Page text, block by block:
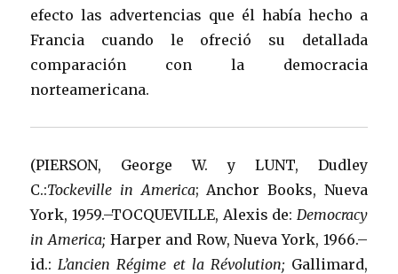
efecto las advertencias que él había hecho a
Francia cuando le ofreció su detallada
comparación con la democracia
norteamericana.
(PIERSON, George W. y LUNT, Dudley
C.:Tockeville in America; Anchor Books, Nueva
York, 1959.–TOCQUEVILLE, Alexis de: Democracy
in America; Harper and Row, Nueva York, 1966.–
id.: L’ancien Régime et la Révolution; Gallimard,